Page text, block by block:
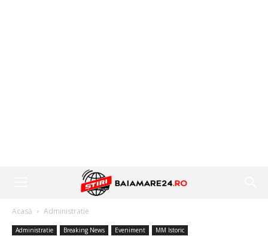
Acasă Administratie
Administratie Breaking News Eveniment MM Istoric